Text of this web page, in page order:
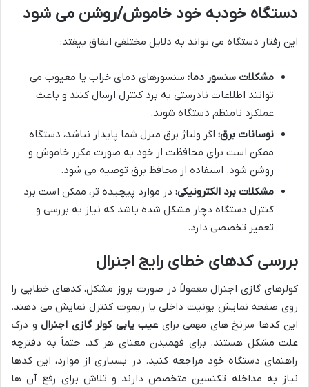
دستگاه خودبه خود خاموش/روشن می شود
این رفتار دستگاه می تواند به دلایل مختلفی اتفاق بیفتد:
مشکلات سنسور دما: سنسورهای دمای خراب یا معیوب می
توانند اطلاعات نادرستی به برد کنترل ارسال کنند و باعث
عملکرد نامنظم دستگاه شوند.
نوسانات برق: اگر ولتاژ برق منزل شما پایدار نباشد، دستگاه
ممکن است برای محافظت از خود به صورت مکرر خاموش و
روشن شود. استفاده از محافظ برق توصیه می شود.
مشکلات برد الکترونیکی: در موارد پیچیده تر، ممکن است برد
کنترل دستگاه دچار مشکل شده باشد که نیاز به بررسی و
تعمیر تخصصی دارد.
بررسی کدهای خطای رایج اجنرال
کولرهای گازی اجنرال معمولاً در صورت بروز مشکل، کدهای خطایی را
روی صفحه نمایش یونیت داخلی یا ریموت کنترل نمایش می دهند.
این کدها سرنخ های مهمی برای عیب یابی کولر گازی اجنرال و درک
علت مشکل هستند. برای فهمیدن معنای هر کد، حتماً به دفترچه
راهنمای دستگاه خود مراجعه کنید. در بسیاری از موارد، این کدها
نیاز به مداخله تکنسین متخصص دارند و تلاش برای رفع آن ها